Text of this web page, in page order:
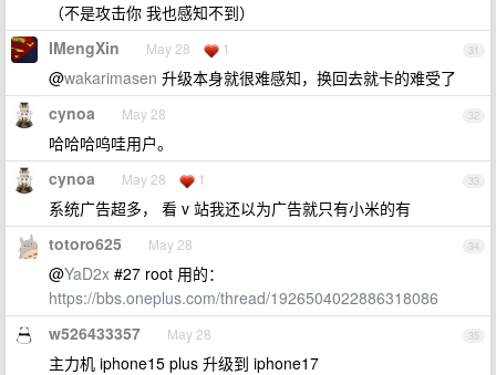
（不是攻击你 我也感知不到）
31
IMengXin May 28 1
@wakarimasen 升级本身就很难感知，换回去就卡的难受了
32
cynoa May 28
哈哈哈呜哇用户。
33
cynoa May 28 1
系统广告超多， 看 v 站我还以为广告就只有小米的有
34
totoro625 May 28
@YaD2x #27 root 用的：
https://bbs.oneplus.com/thread/1926504022886318086
35
w526433357 May 28
主力机 iphone15 plus 升级到 iphone17